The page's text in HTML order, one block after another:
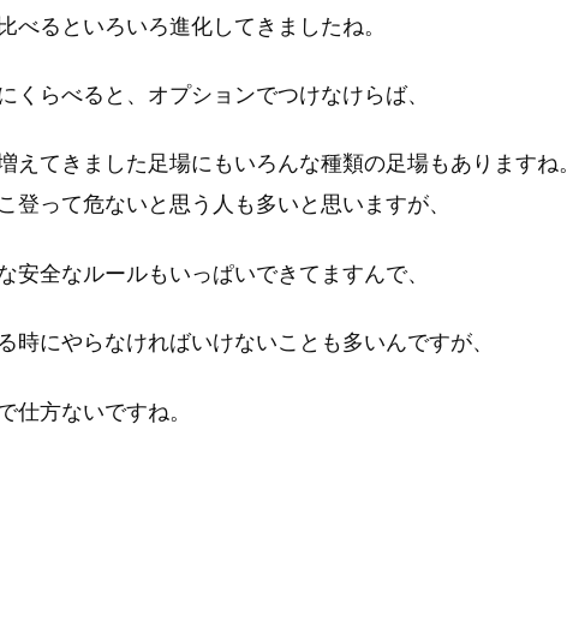
べるといろいろ進化してきましたね。
くらべると、オプションでつけなけらば、
えてきました足場にもいろんな種類の足場もありますね。
登って危ないと思う人も多いと思いますが、
安全なルールもいっぱいできてますんで、
時にやらなければいけないことも多いんですが、
仕方ないですね。